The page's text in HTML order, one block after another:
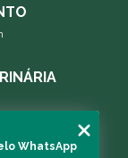
WhatsApp